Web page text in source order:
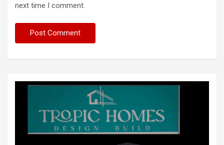
next time I comment.